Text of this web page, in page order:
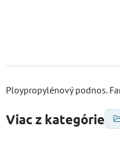
Ploypropylénový podnos.
Viac z kategórie